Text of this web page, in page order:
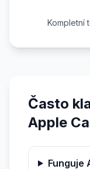
Kompletní
Často
Apple
Funguje